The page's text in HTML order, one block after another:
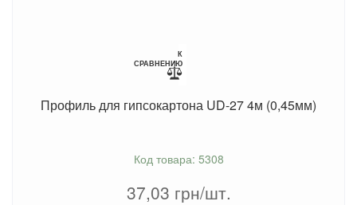
К
СРАВНЕНИЮ
Профиль для гипсокартона UD-27 4м (0,45мм)
Код товара: 5308
37,03 грн/шт.